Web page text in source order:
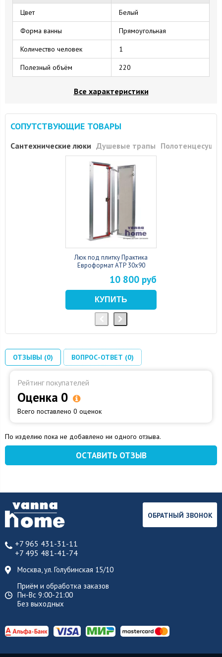
Цвет Белый
Форма ванны Прямоугольная
Количество человек 1
Полезный объём 220
Все характеристики
СОПУТСТВУЮЩИЕ ТОВАРЫ
Сантехнические люки Душевые трапы
Люк под плитку Практика
Евроформат АТР 30x90
10 800 руб
ОТЗЫВЫ (0) ВОПРОС-ОТВЕТ (0)
Рейтинг покупателей
Оценка 0
Всего поставлено 0 оценок
По изделию пока не добавлено ни одного отзыва.
ОСТАВИТЬ ОТЗЫВ
+7 965 431-31-11
+7 495 481-41-74
Москва, ул. Голубинская 15/10
Приём и обработка заказов
Пн-Вс 9:00-21:00
Без выходных
ОБРАТНЫЙ ЗВОНОК